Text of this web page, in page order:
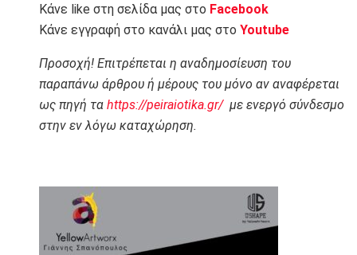
Κάνε like στη σελίδα μας στο Facebook
Κάνε εγγραφή στο κανάλι μας στοYoutube
Προσοχή! Επιτρέπεται η αναδημοσίευση του
παραπάνω άρθρου ή μέρους του μόνο αν αναφέρεται
ως πηγή ταhttps://peiraiotika.gr/με ενεργό σύνδεσμο
στην εν λόγω καταχώρηση.